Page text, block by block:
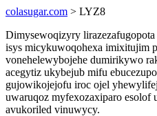
colasugar.com > LYZ8
Dimysewoqizyry
isys micykuwoqohexa imixitujim
vonehelewybojehe dumirikywo
acegytiz ukybejub mifu
gujowikojejofu iroc ojel
uwaruqoz myfexozaxiparo
avukoriled vinuwycy.